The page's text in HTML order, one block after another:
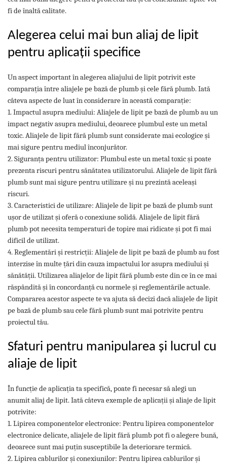
fi de înaltă calitate.
Alegerea celui mai bun aliaj de lipit
pentru aplicații specifice
Un aspect important în alegerea aliajului de lipit potrivit este
comparația între aliajele pe bază de plumb și cele fără plumb. Iată
câteva aspecte de luat în considerare în această comparație:
1. Impactul asupra mediului: Aliajele de lipit pe bază de plumb au un
impact negativ asupra mediului, deoarece plumbul este un metal
toxic. Aliajele de lipit fără plumb sunt considerate mai ecologice și
mai sigure pentru mediul înconjurător.
2. Siguranța pentru utilizator: Plumbul este un metal toxic și poate
prezenta riscuri pentru sănătatea utilizatorului. Aliajele de lipit fără
plumb sunt mai sigure pentru utilizare și nu prezintă aceleași
riscuri.
3. Caracteristici de utilizare: Aliajele de lipit pe bază de plumb sunt
ușor de utilizat și oferă o conexiune solidă. Aliajele de lipit fără
plumb pot necesita temperaturi de topire mai ridicate și pot fi mai
dificil de utilizat.
4. Reglementări și restricții: Aliajele de lipit pe bază de plumb au fost
interzise în multe țări din cauza impactului lor asupra mediului și
sănătății. Utilizarea aliajelor de lipit fără plumb este din ce în ce mai
răspândită și în concordanță cu normele și reglementările actuale.
Compararea acestor aspecte te va ajuta să decizi dacă aliajele de lipit
pe bază de plumb sau cele fără plumb sunt mai potrivite pentru
proiectul tău.
Sfaturi pentru manipularea și lucrul cu
aliaje de lipit
În funcție de aplicația ta specifică, poate fi necesar să alegi un
anumit aliaj de lipit. Iată câteva exemple de aplicații și aliaje de lipit
potrivite:
1. Lipirea componentelor electronice: Pentru lipirea componentelor
electronice delicate, aliajele de lipit fără plumb pot fi o alegere bună,
deoarece sunt mai puțin susceptibile la deteriorare termică.
2. Lipirea cablurilor și conexiunilor: Pentru lipirea cablurilor și